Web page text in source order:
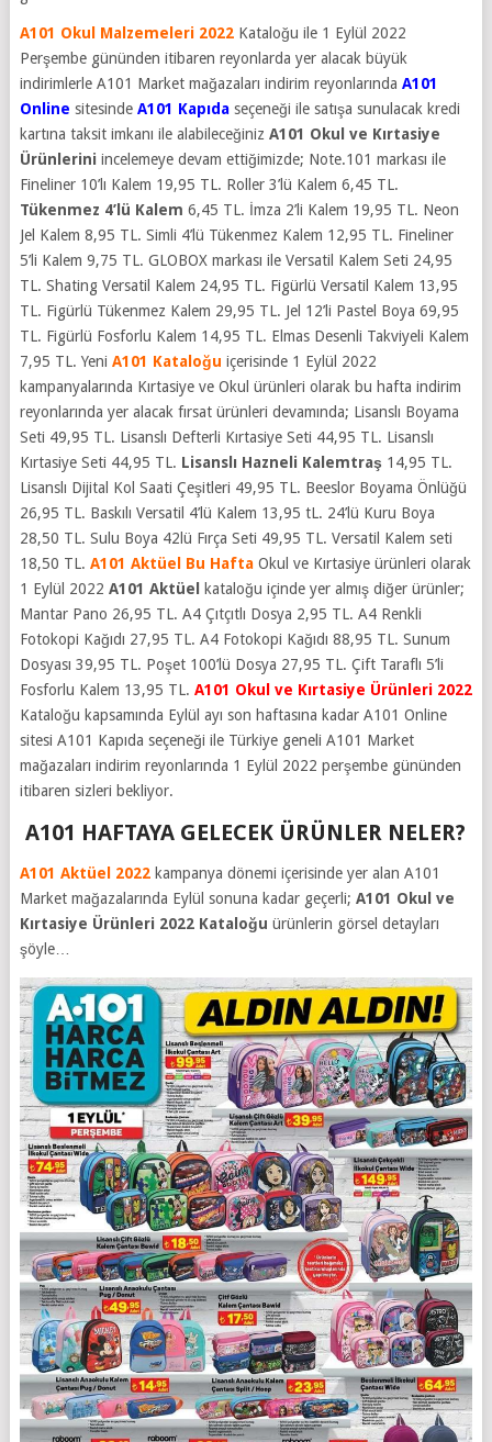
A101 Okul Malzemeleri 2022Kataloğu ile 1 Eylül 2022
Perşembe gününden itibaren reyonlarda yer alacak büyük
indirimlerle A101 Market mağazaları indirim reyonlarında A101
Online sitesinde A101 Kapıdaseçeneği ile satışa sunulacak kredi
kartına taksit imkanı ile alabileceğiniz A101 Okul ve Kırtasiye
Ürünlerini incelemeye devam ettiğimizde; Note.101 markası ile
Fineliner 10’lı Kalem 19,95 TL. Roller 3’lü Kalem 6,45 TL.
Tükenmez 4’lü Kalem 6,45 TL. İmza 2’li Kalem 19,95 TL. Neon
Jel Kalem 8,95 TL. Simli 4’lü Tükenmez Kalem 12,95 TL. Fineliner
5’li Kalem 9,75 TL. GLOBOX markası ile Versatil Kalem Seti 24,95
TL. Shating Versatil Kalem 24,95 TL. Figürlü Versatil Kalem 13,95
TL. Figürlü Tükenmez Kalem 29,95 TL. Jel 12’li Pastel Boya 69,95
TL. Figürlü Fosforlu Kalem 14,95 TL. Elmas Desenli Takviyeli Kalem
7,95 TL. Yeni A101 Kataloğu içerisinde 1 Eylül 2022
kampanyalarında Kırtasiye ve Okul ürünleri olarak bu hafta indirim
reyonlarında yer alacak fırsat ürünleri devamında; Lisanslı Boyama
Seti 49,95 TL. Lisanslı Defterli Kırtasiye Seti 44,95 TL. Lisanslı
Kırtasiye Seti 44,95 TL. Lisanslı Hazneli Kalemtraş 14,95 TL.
Lisanslı Dijital Kol Saati Çeşitleri 49,95 TL. Beeslor Boyama Önlüğü
26,95 TL. Baskılı Versatil 4’lü Kalem 13,95 tL. 24’lü Kuru Boya
28,50 TL. Sulu Boya 42lü Fırça Seti 49,95 TL. Versatil Kalem seti
18,50 TL. A101 Aktüel Bu HaftaOkul ve Kırtasiye ürünleri olarak
1 Eylül 2022 A101 Aktüel
kataloğu içinde yer almış diğer ürünler;
Mantar Pano 26,95 TL. A4 Çıtçıtlı Dosya 2,95 TL. A4 Renkli
Fotokopi Kağıdı 27,95 TL. A4 Fotokopi Kağıdı 88,95 TL. Sunum
Dosyası 39,95 TL. Poşet 100’lü Dosya 27,95 TL. Çift Taraflı 5’li
Fosforlu Kalem 13,95 TL. A101 Okul ve Kırtasiye Ürünleri 2022
Kataloğu kapsamında Eylül ayı son haftasına kadar A101 Online
sitesi A101 Kapıda seçeneği ile Türkiye geneli A101 Market
mağazaları indirim reyonlarında 1 Eylül 2022 perşembe gününden
itibaren sizleri bekliyor.
A101 HAFTAYA GELECEK ÜRÜNLER NELER?
A101 Aktüel 2022 kampanya dönemi içerisinde yer alan A101
Market mağazalarında Eylül sonuna kadar geçerli; A101 Okul ve
Kırtasiye Ürünleri 2022Kataloğu ürünlerin görsel detayları
şöyle…